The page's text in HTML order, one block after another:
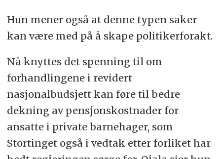
Hun mener også at denne typen saker
kan være med på å skape politikerforakt.
Nå knyttes det spenning til om
forhandlingene i revidert
nasjonalbudsjett kan føre til bedre
dekning av pensjonskostnader for
ansatte i private barnehager, som
Stortinget også i vedtak etter forliket har